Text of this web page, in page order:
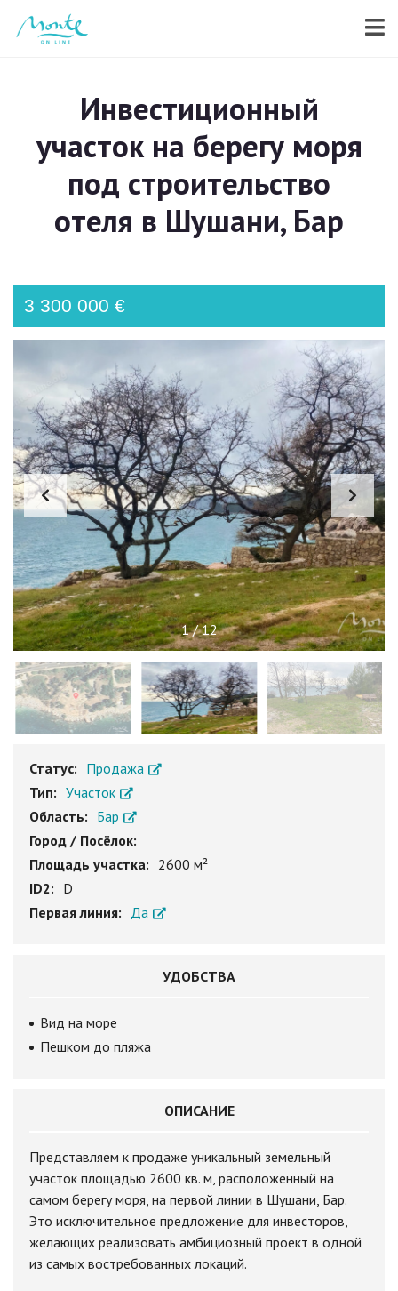
Инвестиционный
участок на берегу моря
под строительство
отеля в Шушани, Бар
3 300 000 €
1/12
Статус: Продажа
Тип: Участок
Область: Бар
Город / Посёлок:
Площадь участка: 2600 м²
ID2: D
Первая линия: Да
УДОБСТВА
Вид на море
Пешком до пляжа
ОПИСАНИЕ
Представляем к продаже уникальный земельный
участок площадью 2600 кв. м, расположенный на
самом берегу моря, на первой линии в Шушани, Бар.
Это исключительное предложение для инвесторов,
желающих реализовать амбициозный проект в одной
из самых востребованных локаций.